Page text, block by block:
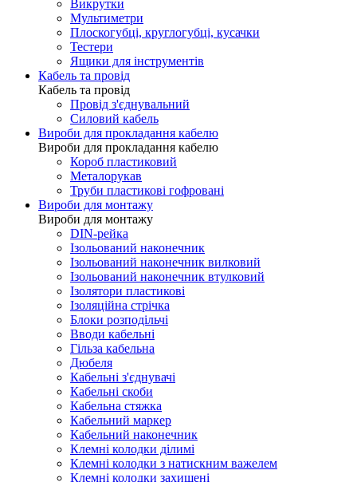
Викрутки
Мультиметри
Плоскогубці, круглогубці, кусачки
Тестери
Ящики для інструментів
Кабель та провід
Кабель та провід
Провід з'єднувальний
Силовий кабель
Вироби для прокладання кабелю
Вироби для прокладання кабелю
Короб пластиковий
Металорукав
Труби пластикові гофровані
Вироби для монтажу
Вироби для монтажу
DIN-рейка
Ізольований наконечник
Ізольований наконечник вилковий
Ізольований наконечник втулковий
Ізолятори пластикові
Ізоляційна стрічка
Блоки розподільчі
Вводи кабельні
Гільза кабельна
Дюбеля
Кабельнi з'єднувачi
Кабельні скоби
Кабельна стяжка
Кабельний маркер
Кабельний наконечник
Клемні колодки ділимі
Клемні колодки з натискним важелем
Клемні колодки захищені